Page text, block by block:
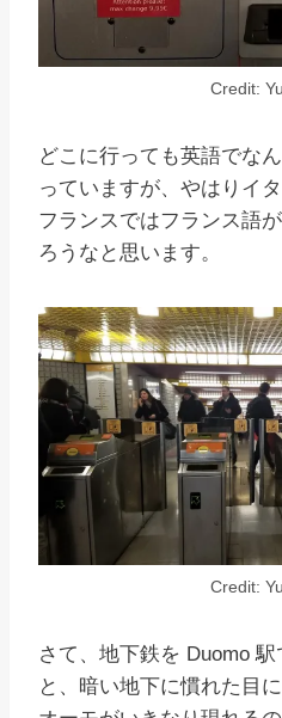
Credit:
どこに行っても英語でな
っていますが、やはりイ
フランスではフランス語
ろうなと思います。
Credit:
さて、地下鉄を Duomo
と、暗い地下に慣れた目